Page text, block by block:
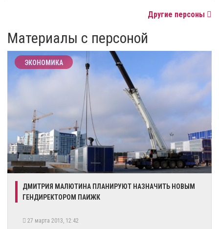
Другие персоны
Материалы с персоной
ЭКОНОМИКА
ДМИТРИЯ МАЛЮТИНА ПЛАНИРУЮТ НАЗНАЧИТЬ НОВЫМ
ГЕНДИРЕКТОРОМ ПАИЖК
27 марта 2013, 12:42